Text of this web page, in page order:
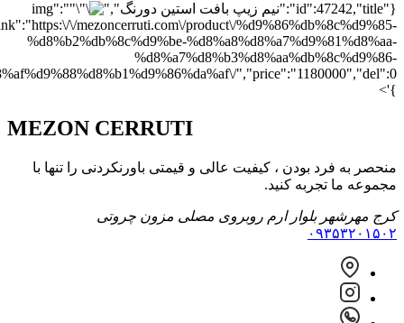
{"id":47242,"title":"نیم زیپ بافت استین دورنگ","img":"
\/mezoncerruti.com\/product\/%d9%86%db%8c%d9%85-
%d8%b2%db%8c%d9%be-%d8%a8%d8%a7%d9%81%d8%aa-
%d8%a7%d8%b3%d8%aa%db%8c%d9%86-
}'>
MEZON CERRUTI
منحصر به فرد بودن ، کیفیت عالی و قیمتی باورنکردنی را تنها با
مجموعه ما تجربه کنید.
کرج مهرشهر بلوار ارم روبروی مصلی مزون چروتی
۰۹۳۵۳۲۰۱۵۰۲